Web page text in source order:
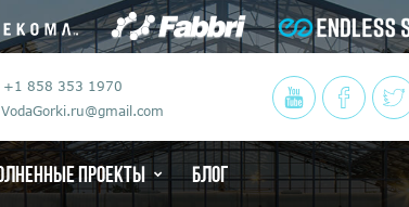
858 353 1970
ПРОЕКТЫ БЛОГ